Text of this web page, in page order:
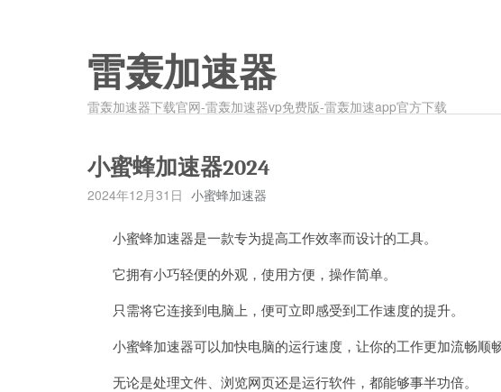
雷轰加速器
雷轰加速器下载官网-雷轰加速器vp免费版-雷轰加速app官方下载
小蜜蜂加速器2024
2024年12月31日 小蜜蜂加速器
小蜜蜂加速器是一款专为提高工作效率而设计的工具。
它拥有小巧轻便的外观，使用方便，操作简单。
只需将它连接到电脑上，便可立即感受到工作速度的提升。
小蜜蜂加速器可以加快电脑的运行速度，让你的工作更加流畅顺畅
无论是处理文件、浏览网页还是运行软件，都能够事半功倍。